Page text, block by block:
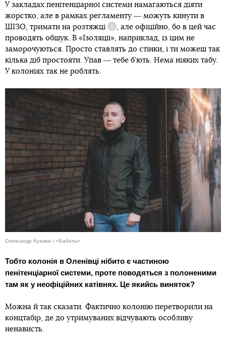
У закладах пенітенціарної системи намагаються діяти
жорстко, але в рамках регламенту ― можуть кинути в
ШІЗО, тримати на розтяжці
Довідка
, але офіційно, бо в цей час
проводять обшук. В «Ізоляції», наприклад, із цим не
заморочуються. Просто ставлять до стінки, і ти можеш так
кілька діб простояти. Упав ― тебе б’ють. Нема ніяких табу.
У колоніях так не роблять.
Олександр Кузьмін / «Бабель»
Тобто колонія в Оленівці нібито є частиною
пенітенціарної системи, проте поводяться з полоненими
там як у неофіційних катівнях. Це якийсь виняток?
Можна й так сказати. Фактично колонію перетворили на
концтабір, де до утримуваних відчувають особливу
ненависть.